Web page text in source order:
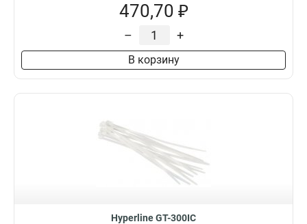
470,70 ₽
– +
В корзину
Hyperline GT-300IC